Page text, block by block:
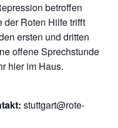
betroffen
der Roten Hilfe trifft
ersten und dritten
offene Sprechstunde
hier im Haus.
stuttgart@rote-